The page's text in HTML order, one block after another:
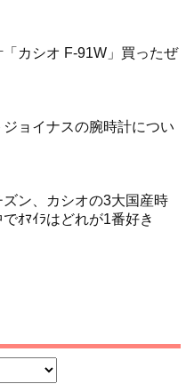
カシオ F-91W」買ったぜ
ジョイナスの腕時計につい
ン、カシオの3大国産時
ｵﾏｲﾗはどれが1番好き